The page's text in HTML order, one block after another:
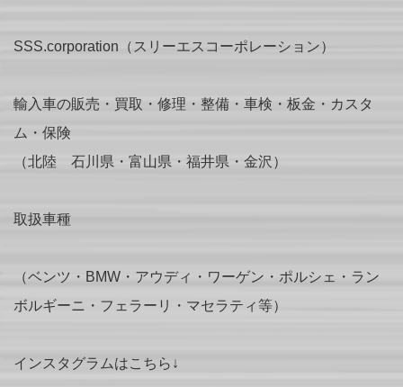
SSS.corporation（スリーエスコーポレーション）
輸入車の販売・買取・修理・整備・車検・板金・カスタ
ム・保険
（北陸 石川県・富山県・福井県・金沢）
取扱車種
（ベンツ・BMW・アウディ・ワーゲン・ポルシェ・ラン
ボルギーニ・フェラーリ・マセラティ等）
インスタグラムはこちら↓